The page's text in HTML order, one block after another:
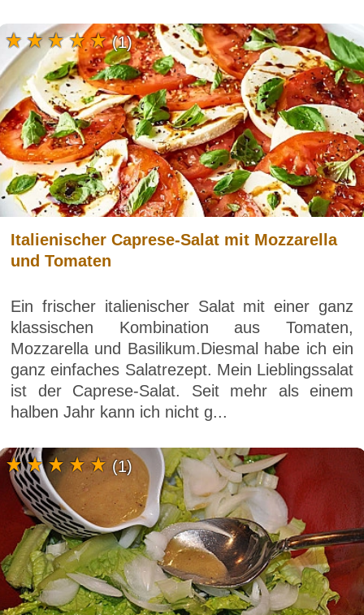
Italienischer Caprese-Salat mit Mozzarella
und Tomaten
Ein frischer italienischer Salat mit einer ganz
klassischen Kombination aus Tomaten,
Mozzarella und Basilikum.Diesmal habe ich ein
ganz einfaches Salatrezept. Mein Lieblingssalat
ist der Caprese-Salat. Seit mehr als einem
halben Jahr kann ich nicht g...
(1)
(1)